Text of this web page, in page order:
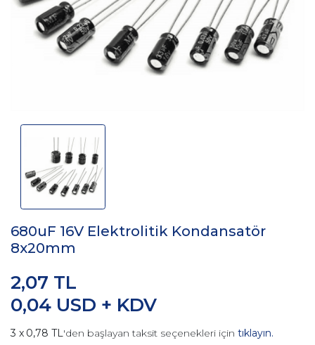
680uF 16V Elektrolitik Kondansatör
8x20mm
0,04 USD + KDV
2,07 TL
0,78 TL'den başlayan taksit seçenekleri için tıklayın.